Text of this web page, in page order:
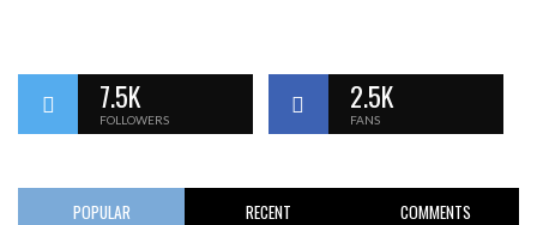
7.5K
FOLLOWERS
2.5K
FANS
POPULAR RECENT COMMENTS